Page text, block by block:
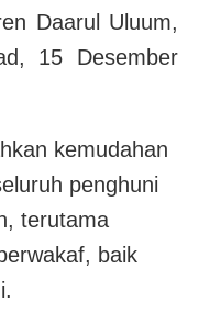
Daarul Uluum,
15 Desember
kemudahan
penghuni
terutama
baik